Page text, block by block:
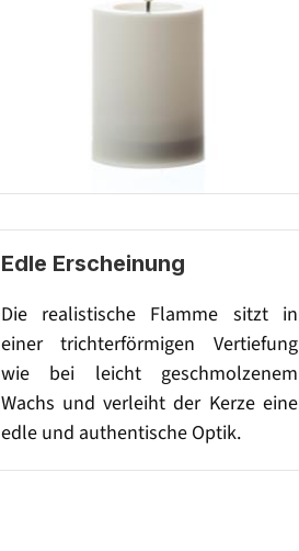
Edle Erscheinung
Die realistische Flamme sitzt in
einer trichterförmigen Vertiefung
wie bei leicht geschmolzenem
Wachs und verleiht der Kerze eine
edle und authentische Optik.